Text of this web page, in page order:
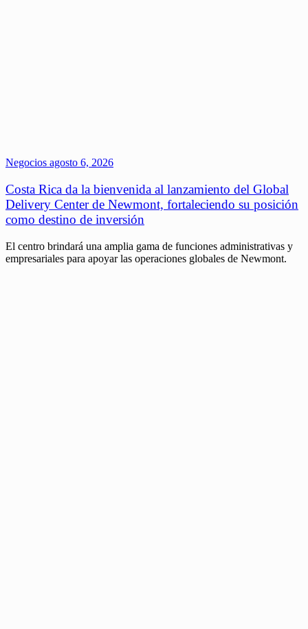
Negocios agosto 6, 2026
Costa Rica da la bienvenida al lanzamiento del Global
Delivery Center de Newmont, fortaleciendo su posición
como destino de inversión
El centro brindará una amplia gama de funciones administrativas y
empresariales para apoyar las operaciones globales de Newmont.